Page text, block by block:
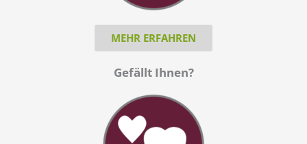
MEHR ERFAHREN
Gefällt Ihnen?